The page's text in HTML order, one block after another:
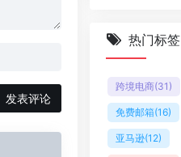
发表评论
热门标签
跨境电商(31)
免费邮箱(16)
亚马逊(12)